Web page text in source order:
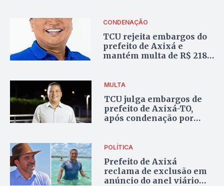
CONDENAÇÃO
TCU rejeita embargos do
prefeito de Axixá e
mantém multa de R$ 218
MULTA
TCU julga embargos de
prefeito de Axixá-TO,
após condenação por
multado em R$ 218 mil
POLÍTICA
Prefeito de Axixá
reclama de exclusão em
anúncio do anel viário